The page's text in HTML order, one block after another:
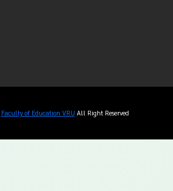
Faculty of Education VRU All Right Reserved